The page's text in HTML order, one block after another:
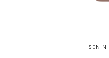
SENIN,